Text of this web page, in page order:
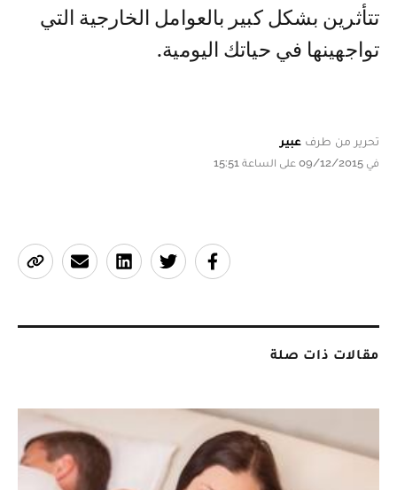
تتأثرين بشكل كبير بالعوامل الخارجية التي
تواجهينها في حياتك اليومية.
تحرير من طرف عبير
في 09/12/2015 على الساعة 15:51
مقالات ذات صلة